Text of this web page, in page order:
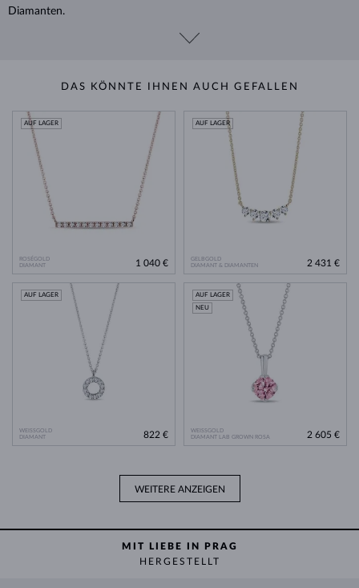
Diamanten.
DAS KÖNNTE IHNEN AUCH GEFALLEN
ROSÉGOLD
DIAMANT
AUF LAGER
1 040 €
GELBGOLD
DIAMANT & DIAMANTEN
AUF LAGER
2 431 €
WEISSGOLD
DIAMANT
AUF LAGER
822 €
WEISSGOLD
DIAMANT LAB GROWN ROSA
AUF LAGER
NEU
2 605 €
WEITERE ANZEIGEN
MIT LIEBE IN PRAG
HERGESTELLT